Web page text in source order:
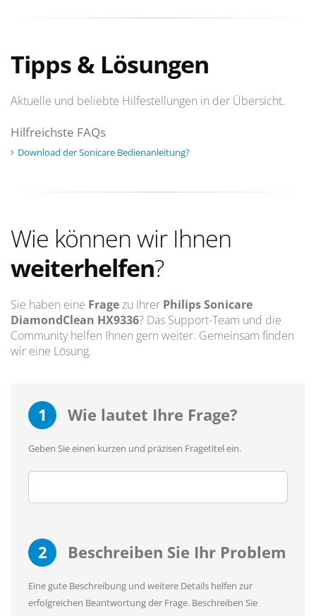
Tipps & Lösungen
Aktuelle und beliebte Hilfestellungen in der Übersicht.
Hilfreichste FAQs
Download der Sonicare Bedienanleitung?
Wie können wir Ihnen
weiterhelfen?
Sie haben eine Fragezu Ihrer Philips Sonicare
DiamondClean HX9336? Das Support-Team und die
Community helfen Ihnen gern weiter. Gemeinsam finden
wir eine Lösung.
1 Wie lautet Ihre Frage?
Geben Sie einen kurzen und präzisen Fragetitel ein.
2 Beschreiben Sie Ihr Problem
Eine gute Beschreibung und weitere Details helfen zur
erfolgreichen Beantwortung der Frage. Beschreiben Sie